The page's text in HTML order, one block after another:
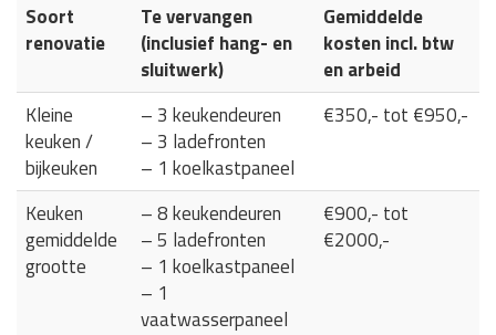
Soort
renovatie
Te vervangen
(inclusief hang- en
sluitwerk)
Gemiddelde
kosten incl. btw
en arbeid
Kleine
keuken /
bijkeuken
– 3 keukendeuren
– 3 ladefronten
– 1 koelkastpaneel
€350,- tot €950,-
Keuken
gemiddelde
grootte
– 8 keukendeuren
– 5 ladefronten
– 1 koelkastpaneel
– 1
vaatwasserpaneel
€900,- tot
€2000,-